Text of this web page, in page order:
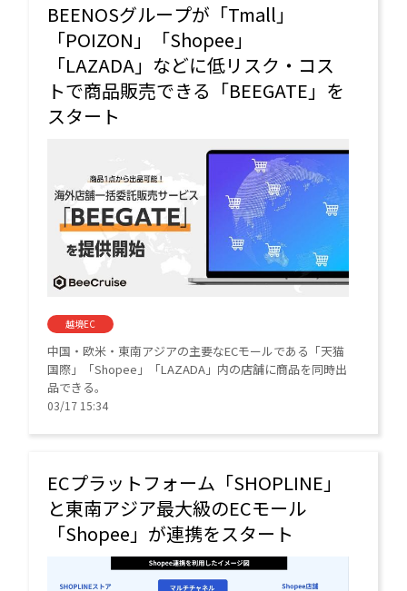
BEENOSグループが「Tmall」
「POIZON」「Shopee」
「LAZADA」などに低リスク・コス
トで商品販売できる「BEEGATE」を
スタート
越境EC
中国・欧米・東南アジアの主要なECモールである「天猫
国際」「Shopee」「LAZADA」内の店舗に商品を同時出
品できる。
03/17 15:34
ECプラットフォーム「SHOPLINE」
と東南アジア最大級のECモール
「Shopee」が連携をスタート